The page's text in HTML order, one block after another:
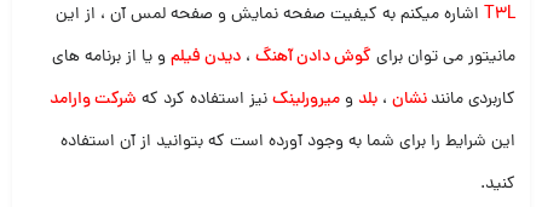
T3L اشاره میکنم به کیفیت صفحه نمایش و صفحه لمس آن ، از این
مانیتور می توان برای گوش دادن آهنگ ، دیدن فیلمو یا از برنامه های
کاربردی مانندنشان ، بلد و میرورلینکنیز استفاده کرد که شرکت وارامد
این شرایط را برای شما به وجود آورده است که بتوانید از آن استفاده
کنید.